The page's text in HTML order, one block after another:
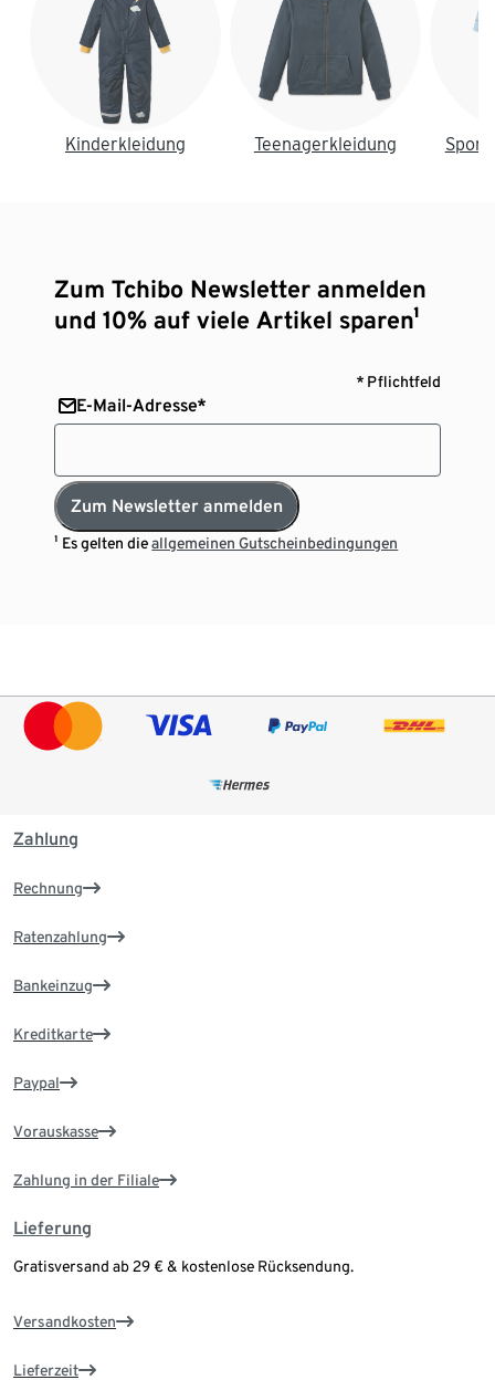
Kinderkleidung Teenagerkleidung
Zum Tchibo Newsletter anmelden
und 10% auf viele Artikel sparen¹
* Pflichtfeld
E-Mail-Adresse*
Zum Newsletter anmelden
¹ Es gelten dieallgemeinen Gutscheinbedingungen
Zahlung
Rechnung
Ratenzahlung
Bankeinzug
Kreditkarte
Paypal
Vorauskasse
Zahlung in der Filiale
Lieferung
Gratisversand ab 29 € & kostenlose Rücksendung.
Versandkosten
Lieferzeit